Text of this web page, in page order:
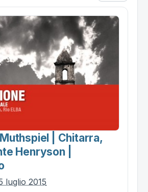
| Chitarra,
Henryson |
luglio 2015